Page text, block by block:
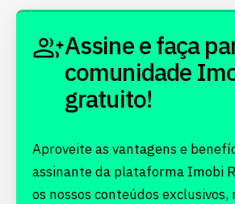
Assine e faça
comunidade
gratuito!
Aproveite as vantagens e
assinante da plataforma Imobi
os nossos conteúdos exclusivos,